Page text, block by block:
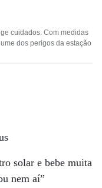
cuidados. Com medidas
dos perigos da estação
solar e bebe muita
nem aí”